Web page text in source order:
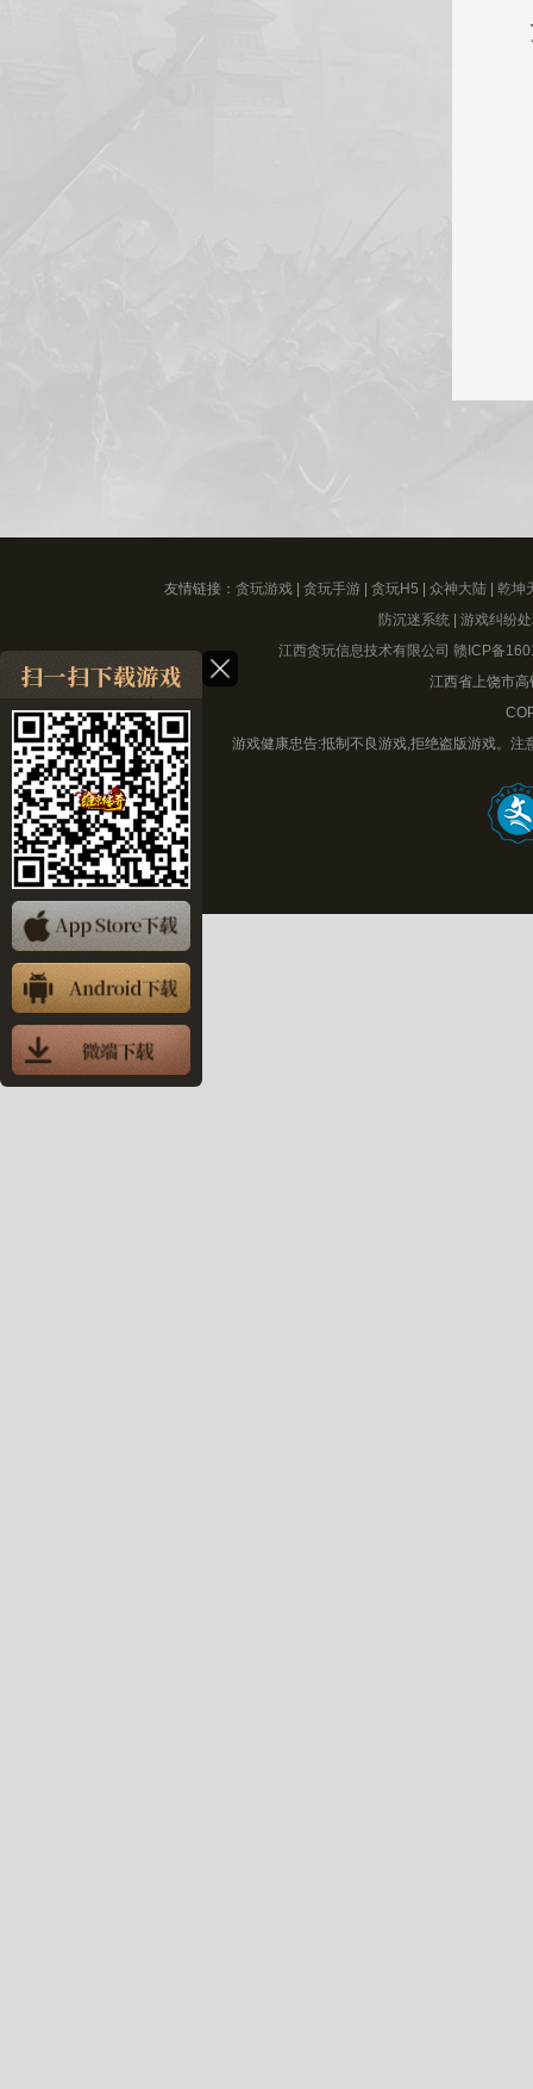
友情链接： 贪玩游戏 贪玩手游 贪玩H5 众神大陆
乾坤
防沉迷系统| 游戏纠纷
江西贪玩信息技术有限公司 赣ICP备
江西省上饶市
游戏健康忠告:抵制不良游戏,拒绝盗版游戏。